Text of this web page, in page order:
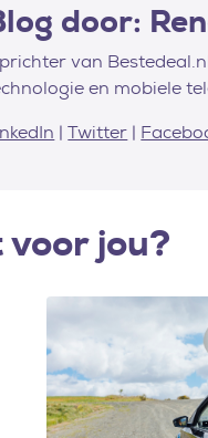
door:
van
en mobiele
|Twitter |
jou?